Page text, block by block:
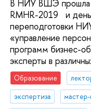
В НИУ ВШЭ прошла
RMHR-2019 и
переподготовки
«управление
программ бизнес-
эксперты в
Образование
экспертиза
мастер-